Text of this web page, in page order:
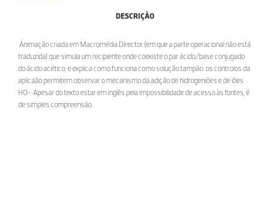
DESCRIÇÃO
Animação criada em Macromédia Director (em que a parte operacional não está
traduzida) que simula um recipiente onde coexiste o par ácido/base conjugado
do ácido acético, e explica como funciona como solução tampão. os controlos da
aplicaão permitem observar o mecanismo da adição de hidrogeniões e de iões
HO-. Apesar do texto estar em inglês pela impossibilidade de acesso às fontes, é
de simples compreensão.